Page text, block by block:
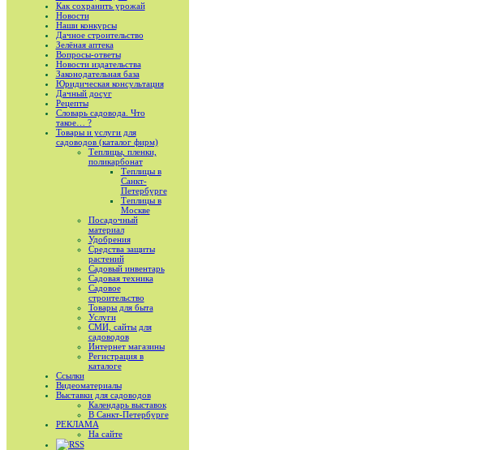
Как сохранить урожай
Новости
Наши конкурсы
Дачное строительство
Зелёная аптека
Вопросы-ответы
Новости издательства
Законодательная база
Юридическая консультация
Дачный досуг
Рецепты
Словарь садовода. Что
такое… ?
Товары и услуги для
садоводов (каталог фирм)
Теплицы, пленки,
поликарбонат
Теплицы в
Санкт-
Петербурге
Теплицы в
Москве
Посадочный
материал
Удобрения
Средства защиты
растений
Садовый инвентарь
Садовая техника
Садовое
строительство
Товары для быта
Услуги
СМИ, сайты для
садоводов
Интернет магазины
Регистрация в
каталоге
Ссылки
Видеоматериалы
Выставки для садоводов
Календарь выставок
В Санкт-Петербурге
РЕКЛАМА
На сайте
RSS